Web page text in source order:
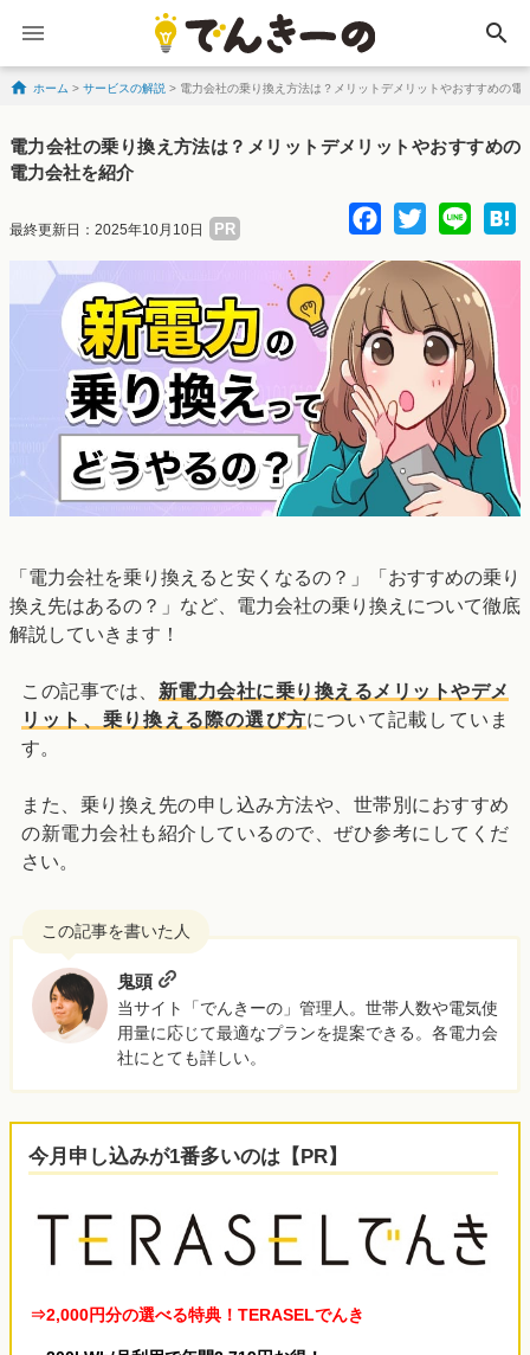
search
Skip to content
ホーム > サービスの解説 > 電力会社の乗り換え方法は？メリットデメリットやおすすめの電
電力会社の乗り換え方法は？メリットデメリットやおすすめの
電力会社を紹介
最終更新日：2025年10月10日 PR
「電力会社を乗り換えると安くなるの？」「おすすめの乗り
換え先はあるの？」など、電力会社の乗り換えについて徹底
解説していきます！
この記事では、 新電力会社に乗り換えるメリットやデメ
リット、乗り換える際の選び方について記載していま
す。
また、乗り換え先の申し込み方法や、世帯別におすすめ
の新電力会社も紹介しているので、ぜひ参考にしてくだ
さい。
鬼頭
当サイト「でんきーの」管理人。世帯人数や電気使
用量に応じて最適なプランを提案できる。各電力会
社にとても詳しい。
今月申し込みが1番多いのは【PR】
⇒2,000円分の選べる特典！TERASELでんき